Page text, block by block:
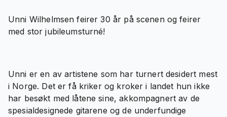
Unni Wilhelmsen feirer 30 år på scenen og feirer
med stor jubileumsturné!
Unni er en av artistene som har turnert desidert mest
i Norge. Det er få kriker og kroker i landet hun ikke
har besøkt med låtene sine, akkompagnert av de
spesialdesignede gitarene og de underfundige